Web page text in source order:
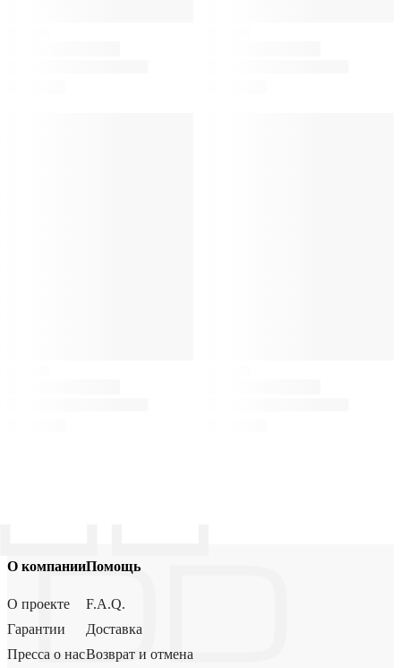
О компании
О проекте
Гарантии
Пресса о нас
Помощь
F.A.Q.
Доставка
Возврат и отмена